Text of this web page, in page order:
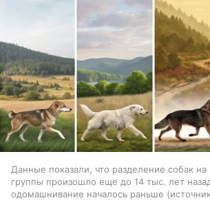
Данные показали, что разделение собак
группы произошло еще до 14 тыс. лет
одомашнивание началось раньше